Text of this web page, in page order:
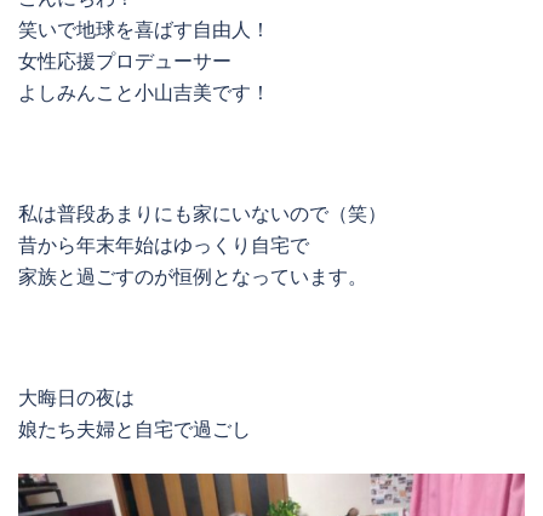
笑いで地球を喜ばす自由人！
女性応援プロデューサー
よしみんこと小山吉美です！
私は普段あまりにも家にいないので（笑）
昔から年末年始はゆっくり自宅で
家族と過ごすのが恒例となっています。
大晦日の夜は
娘たち夫婦と自宅で過ごし